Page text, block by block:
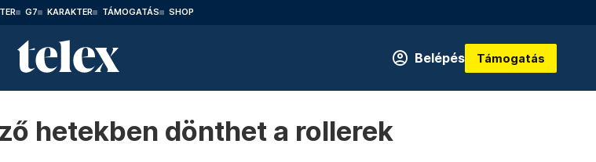
G7 KARAKTER TÁMOGATÁS SHOP
Belépés Támogatás
hetekben dönthet a rollerek